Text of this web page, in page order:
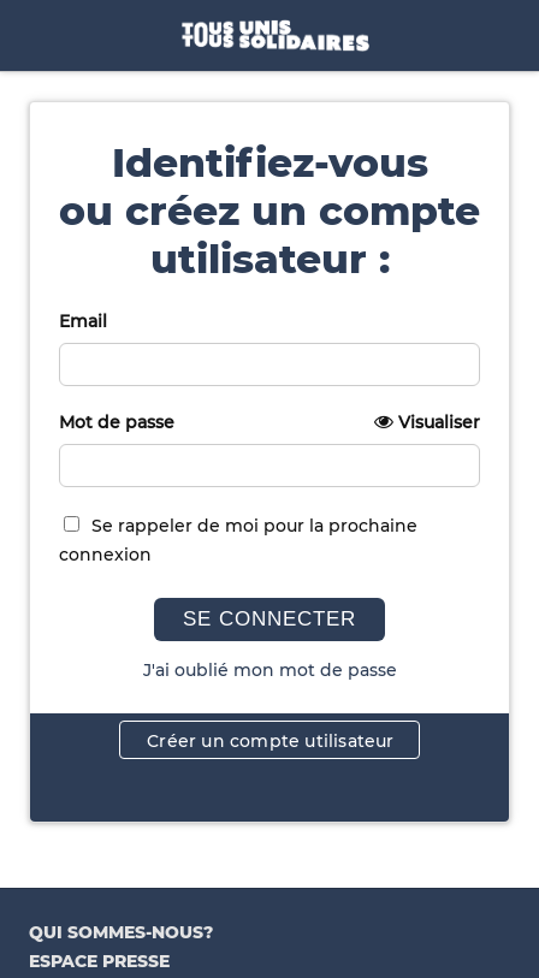
Identifiez-vous
ou créez un compte
utilisateur :
Email
Mot de passe Visualiser
Se rappeler de moi pour la prochaine
connexion
SE CONNECTER
J'ai oublié mon mot de passe
Créer un compte utilisateur
QUI SOMMES-NOUS?
ESPACE PRESSE